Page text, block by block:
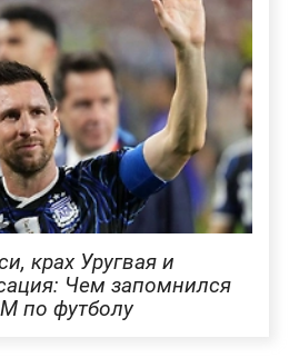
крах Уругвая и
Чем запомнился
по футболу